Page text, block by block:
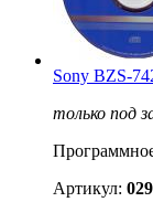
Sony BZS-
только под
Артикул: